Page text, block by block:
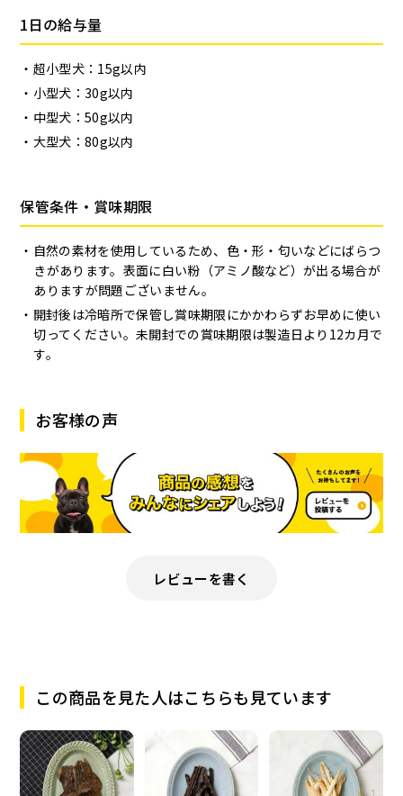
1日の給与量
超小型犬：15g以内
小型犬：30g以内
中型犬：50g以内
大型犬：80g以内
保管条件・賞味期限
自然の素材を使用しているため、色・形・匂いなどにばらつ
きがあります。表面に白い粉（アミノ酸など）が出る場合が
ありますが問題ございません。
開封後は冷暗所で保管し賞味期限にかかわらずお早めに使い
切ってください。未開封での賞味期限は製造日より12カ月で
す。
お客様の声
レビューを書く
この商品を見た人はこちらも見ています